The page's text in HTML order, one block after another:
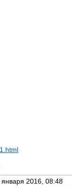
января 2016, 08:48